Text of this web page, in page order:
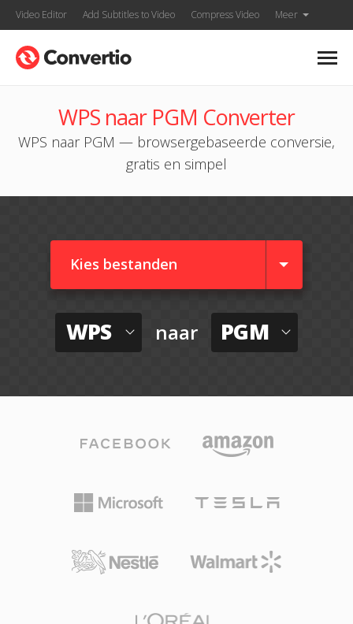
Video Editor Add Subtitles to Video Compress Video Meer
WPS naar PGM Converter
WPS naar PGM — browsergebaseerde conversie,
gratis en simpel
Kies bestanden
WPS naar PGM